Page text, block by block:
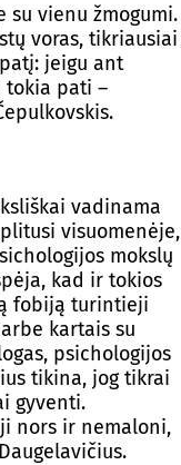
su vienu žmogumi.
voras, tikriausiai
jeigu ant
tokia pati –
vadinama
visuomenėje,
mokslų
kad ir tokios
fobiją turintieji
kartais su
psichologijos
tikina, jog tikrai
gyventi.
nors ir nemaloni,